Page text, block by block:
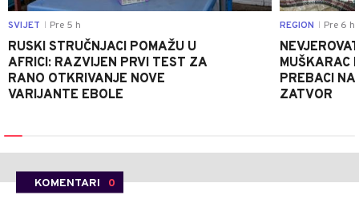
SVIJET Pre 5 h
RUSKI STRUČNJACI POMAŽU U
AFRICI: RAZVIJEN PRVI TEST ZA
RANO OTKRIVANJE NOVE
VARIJANTE EBOLE
REGION Pre 6 h
MUŠKARAC
PREBACI
ZATVOR
KOMENTARI 0